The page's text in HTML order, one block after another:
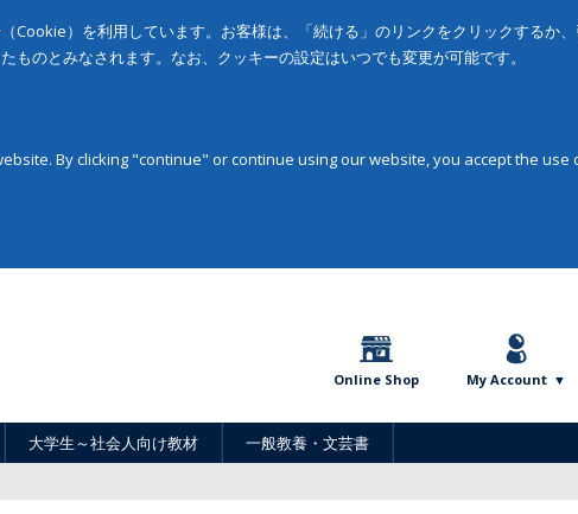
Cookie）を利用しています。お客様は、「続ける」のリンクをクリックするか
のとみなされます。なお、クッキーの設定はいつでも変更が可能です。
By clicking "continue" or continue using our website, you accept the use
Online Shop My Account
大学生～社会人向け教材 一般教養・文芸書